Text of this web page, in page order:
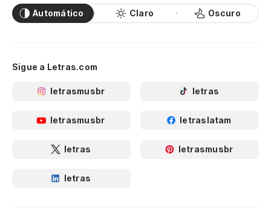
Automático Claro Oscuro
Sigue a Letras.com
letrasmusbr letras
letrasmusbr letraslatam
letras letrasmusbr
letras